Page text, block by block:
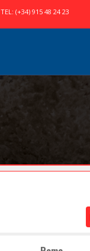
TEL: (+34) 915 48 24 23